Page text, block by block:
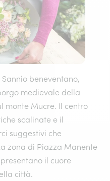
beneventano,
medievale della
monte Mucre. Il centro
scalinate e il
suggestivi che
zona di Piazza Manente
il cuore
città.